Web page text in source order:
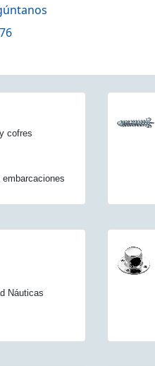
cofres
Náuticas